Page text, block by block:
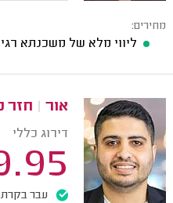
מחירים:
ליווי מלא של משכנתא
אור חזר
דירוג כללי
עבר בקרת